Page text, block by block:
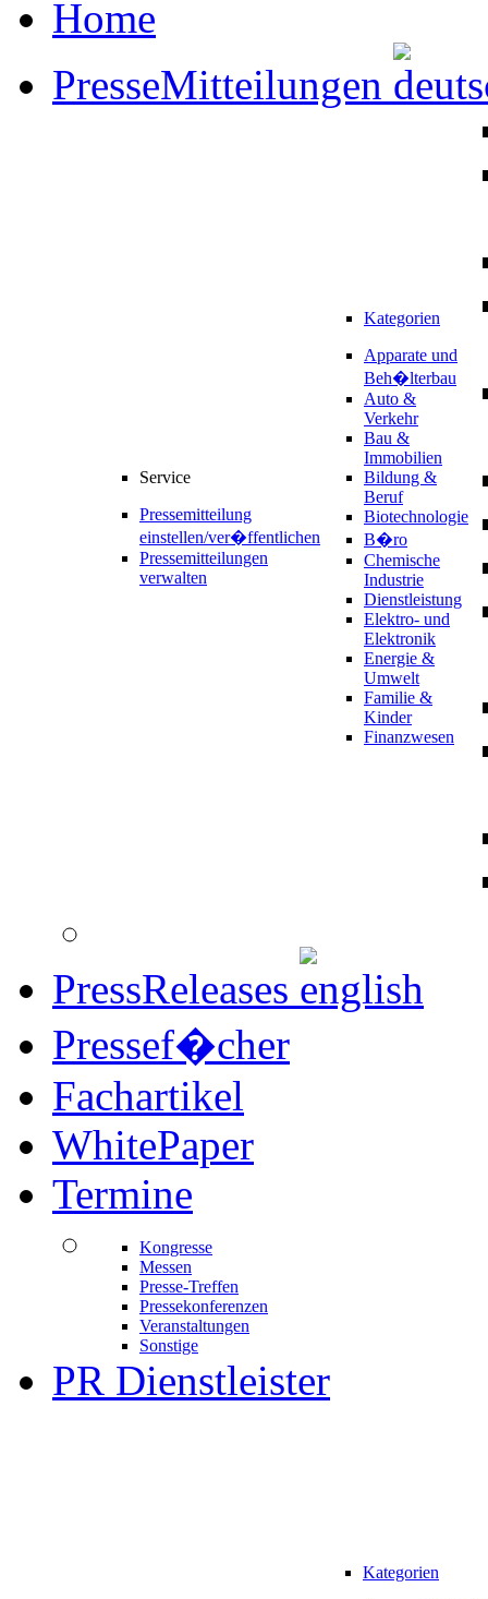
Home
PresseMitteilungen
Service
Pressemitteilung
einstellen/ver�ffentlichen
Pressemitteilungen
verwalten
Kategorien
Apparate und
Beh�lterbau
Auto &
Verkehr
Bau &
Immobilien
Bildung &
Beruf
Biotechnologie
B�ro
Chemische
Industrie
Dienstleistung
Elektro- und
Elektronik
Energie &
Umwelt
Familie &
Kinder
Finanzwesen
PressReleases
Pressef�cher
Fachartikel
WhitePaper
Termine
Kongresse
Messen
Presse-Treffen
Pressekonferenzen
Veranstaltungen
Sonstige
PR Dienstleister
Kategorien